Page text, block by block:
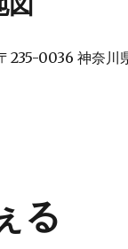
235-0036 神奈川
る